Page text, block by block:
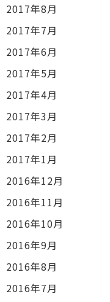
2017年8月
2017年7月
2017年6月
2017年5月
2017年4月
2017年3月
2017年2月
2017年1月
2016年12月
2016年11月
2016年10月
2016年9月
2016年8月
2016年7月